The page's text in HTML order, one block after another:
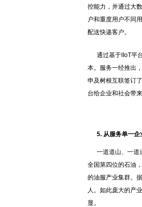
控能力，并通过大
户和重度用户不同
配送快递客户。
通过基于IIoT平
本。服务一经推出
申及树根互联签订
台给企业和社会带来
5. 从服务单一
一道道山、一道
全国第四位的石油
的油服产业集群。
人。如此庞大的产
显。